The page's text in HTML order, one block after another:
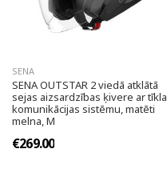
SENA
SENA OUTSTAR 2 viedā atklātā
sejas aizsardzības ķivere ar tīkla
komunikācijas sistēmu, matēti
melna, M
€269.00